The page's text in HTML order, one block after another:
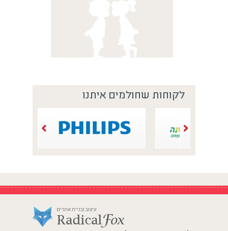
לקוחות שחולמים איתנו
עיצוב ובניית אתרים